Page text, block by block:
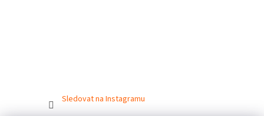
Sledovat na Instagramu